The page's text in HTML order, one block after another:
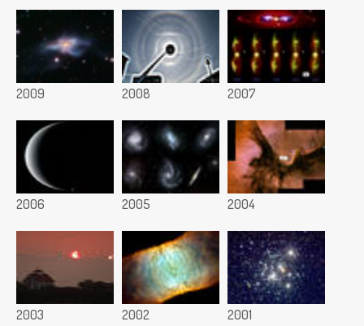
2009 2008 2007
2006 2005 2004
2003 2002 2001